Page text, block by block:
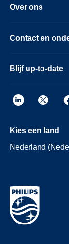
Over ons
Contact en
Blijf up-to-date
Kies een land
Nederland